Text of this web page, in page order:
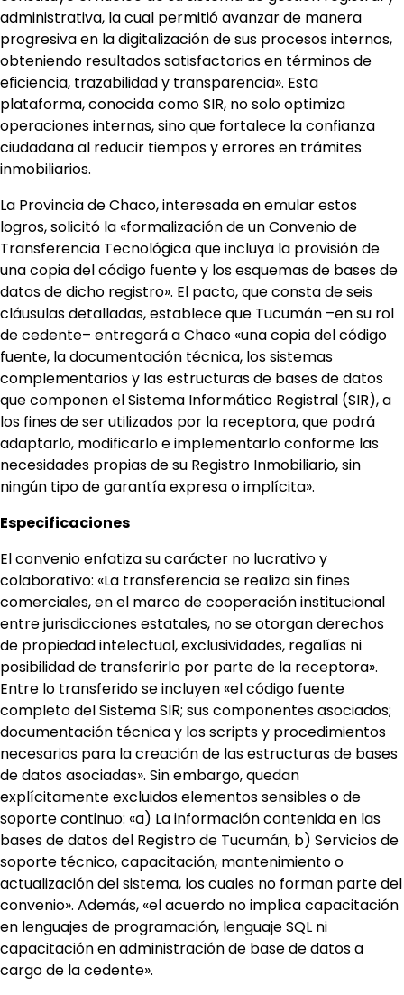
administrativa, la cual permitió avanzar de manera
progresiva en la digitalización de sus procesos internos,
obteniendo resultados satisfactorios en términos de
eficiencia, trazabilidad y transparencia». Esta
plataforma, conocida como SIR, no solo optimiza
operaciones internas, sino que fortalece la confianza
ciudadana al reducir tiempos y errores en trámites
inmobiliarios.
La Provincia de Chaco, interesada en emular estos
logros, solicitó la «formalización de un Convenio de
Transferencia Tecnológica que incluya la provisión de
una copia del código fuente y los esquemas de bases de
datos de dicho registro». El pacto, que consta de seis
cláusulas detalladas, establece que Tucumán –en su rol
de cedente– entregará a Chaco «una copia del código
fuente, la documentación técnica, los sistemas
complementarios y las estructuras de bases de datos
que componen el Sistema Informático Registral (SIR), a
los fines de ser utilizados por la receptora, que podrá
adaptarlo, modificarlo e implementarlo conforme las
necesidades propias de su Registro Inmobiliario, sin
ningún tipo de garantía expresa o implícita».
Especificaciones
El convenio enfatiza su carácter no lucrativo y
colaborativo: «La transferencia se realiza sin fines
comerciales, en el marco de cooperación institucional
entre jurisdicciones estatales, no se otorgan derechos
de propiedad intelectual, exclusividades, regalías ni
posibilidad de transferirlo por parte de la receptora».
Entre lo transferido se incluyen «el código fuente
completo del Sistema SIR; sus componentes asociados;
documentación técnica y los scripts y procedimientos
necesarios para la creación de las estructuras de bases
de datos asociadas». Sin embargo, quedan
explícitamente excluidos elementos sensibles o de
soporte continuo: «a) La información contenida en las
bases de datos del Registro de Tucumán, b) Servicios de
soporte técnico, capacitación, mantenimiento o
actualización del sistema, los cuales no forman parte del
convenio». Además, «el acuerdo no implica capacitación
en lenguajes de programación, lenguaje SQL ni
capacitación en administración de base de datos a
cargo de la cedente».